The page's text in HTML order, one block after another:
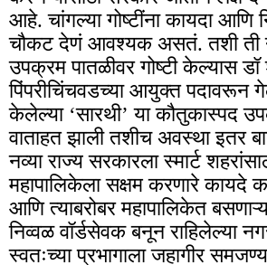
आहे. चांगल्या गोष्टींना कायदा आणि
चौकट देणं आवश्यक असतं. तशी ती
उपक्रम पातळीवर गोष्टी केल्यास
पिंपरीचिंचवडच्या आयुक्त पदावरून
केलेल्या ‘सारथी’ या कौतुकास्पद
वाताहत झाली तशीच अवस्था इतर
नव्या राज्य सरकारला स्मार्ट
महापालिकेला सक्षम करणारे कायदे
आणि त्याबरोबर महापालिकेत
निव्वळ वॉर्डसेवक बनून राहिलेल्या
स्वतःच्या प्रभागाला जहागीर